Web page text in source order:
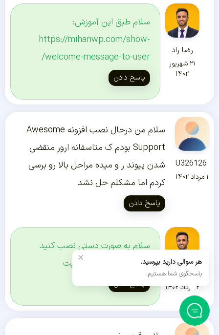
رضا راد
۲۱ شهریور
۱۴۰۲
سلام طبق این آموزش:
https://mihanwp.com/show-
welcome-message-to-user/
پاسخ دادن
U326126
۱ مرداد ۱۴۰۲
سلام من درحال نصب افزونه Awesome
Support بودم ک متاسفانه ارور منقضی
شدن پیوند ر و میده مراحل بالا رو برسی
کردم اما مشکلم حل نشد
پاسخ دادن
رضا راد
۲ مرداد ۱۴۰۲
سلام به صورت دستی نصب کنید
آموزشش هست تو سایت
پاسخ دادن
× هر سوالی دارید بپرسید.
پاسخگوی شما هستیم.